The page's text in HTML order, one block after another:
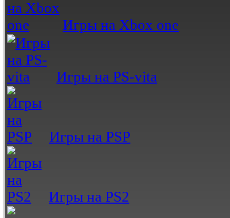
Игры на Xbox one
Игры на PS-vita
Игры на PSP
Игры на PS2